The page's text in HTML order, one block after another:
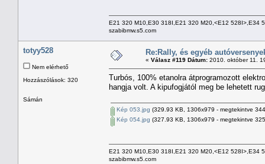
E21 320 M10,E30 318I,E21 320 M20,<E12 528I>,E34
szabibmw.s5.com
totyy528
Nem elérhető
Hozzászólások: 320
Sámán
Re:Rally, és egyéb
« Válasz #119 Dátum: 2010. október 11.
Turbós, 100% etanolra átprogramozott
hangja volt. A kipufogjától meg be lehetett
Kép 053.jpg (329.93 KB, 1306x979 - megtekintve
Kép 054.jpg (327.93 KB, 1306x979 - megtekintve
E21 320 M10,E30 318I,E21 320 M20,<E12 528I>,E34
szabibmw.s5.com